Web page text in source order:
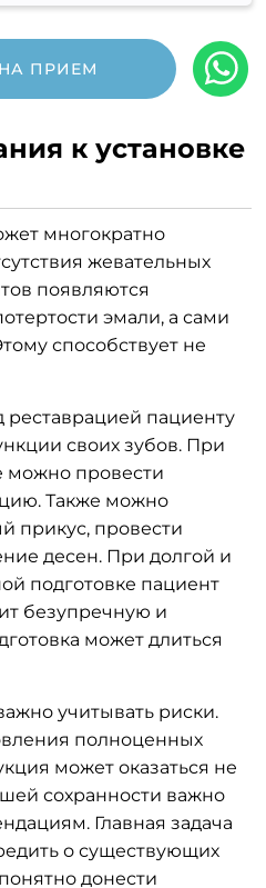
ПРИЕМ
к установке
многократно
жевательных
появляются
эмали, а сами
способствует не
пациенту
своих зубов. При
можно провести
Также можно
прикус, провести
десен. При долгой и
подготовке пациент
безупречную и
может длиться
учитывать риски.
полноценных
может оказаться не
сохранности важно
Главная задача
о существующих
донести